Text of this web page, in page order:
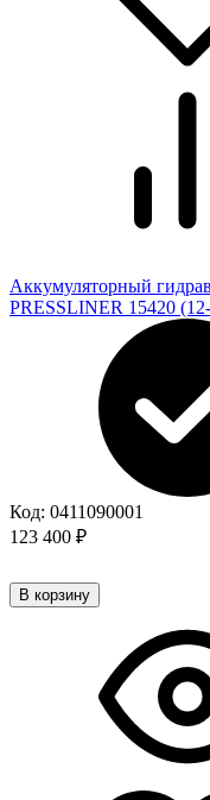
Аккумуляторный
PRESSLINER 15420
Код: 0411090001
123 400 ₽
В корзину